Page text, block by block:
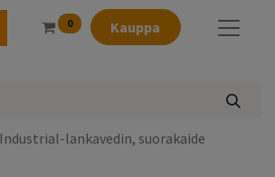
0 Kauppa
Industrial-lankavedin, suorakaide